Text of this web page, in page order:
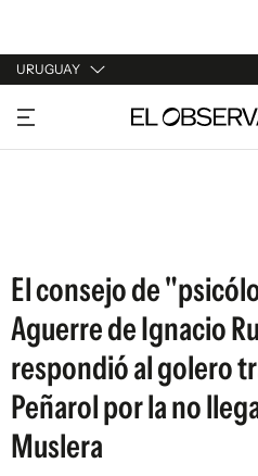
URUGUAY
URUGUAY
ARGENTINA
El consejo de
Aguerre de Ignacio
respondió al golero
Peñarol por la no
Muslera